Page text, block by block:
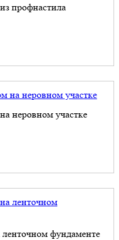
профнастила
неровном участке
фундаменте